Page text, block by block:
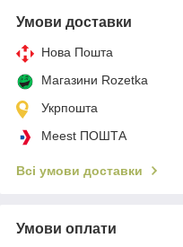
Умови доставки
Нова Пошта
Магазини Rozetka
Укрпошта
Meest ПОШТА
Всі умови доставки
Умови оплати